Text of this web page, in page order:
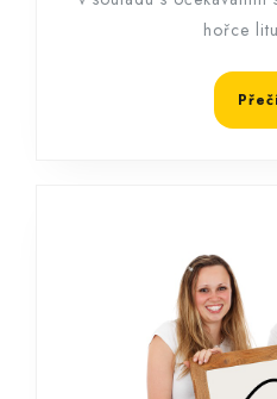
hořce